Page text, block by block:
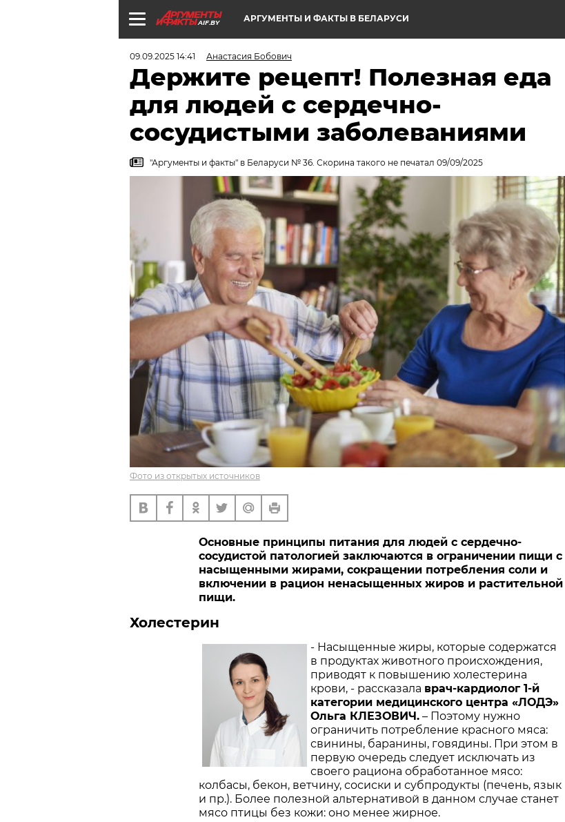
AIF.BY АРГУМЕНТЫ И ФАКТЫ В БЕЛАРУСИ
09.09.2025 14:41 Анастасия Бобович
Держите рецепт! Полезная еда
для людей с сердечно-
сосудистыми заболеваниями
"Аргументы и факты" в Беларуси № 36. Скорина такого не печатал 09/09/2025
Фото из открытых источников
Основные принципы питания для людей с сердечно-
сосудистой патологией заключаются в ограничении пищи с
насыщенными жирами, сокращении потребления соли и
включении в рацион ненасыщенных жиров и растительной
пищи.
Холестерин
- Насыщенные жиры, которые содержатся
в продуктах животного происхождения,
приводят к повышению холестерина
крови, - рассказала врач-кардиолог 1-й
категории медицинского центра «ЛОДЭ»
Ольга КЛЕЗОВИЧ. – Поэтому нужно
ограничить потребление красного мяса:
свинины, баранины, говядины. При этом в
первую очередь следует исключать из
своего рациона обработанное мясо:
колбасы, бекон, ветчину, сосиски и субпродукты (печень, язык
и пр.). Более полезной альтернативой в данном случае станет
мясо птицы без кожи: оно менее жирное.